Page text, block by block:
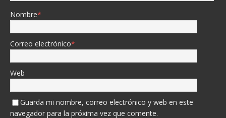
Nombre*
Correo electrónico*
Web
Guarda mi nombre, correo electrónico y web en este
navegador para la próxima vez que comente.